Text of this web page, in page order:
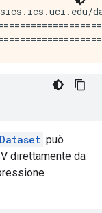
può
direttamente da